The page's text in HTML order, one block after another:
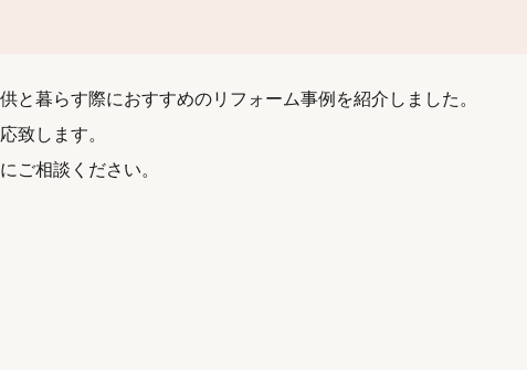
と暮らす際におすすめのリフォーム事例を紹介しました。
致します。
ご相談ください。